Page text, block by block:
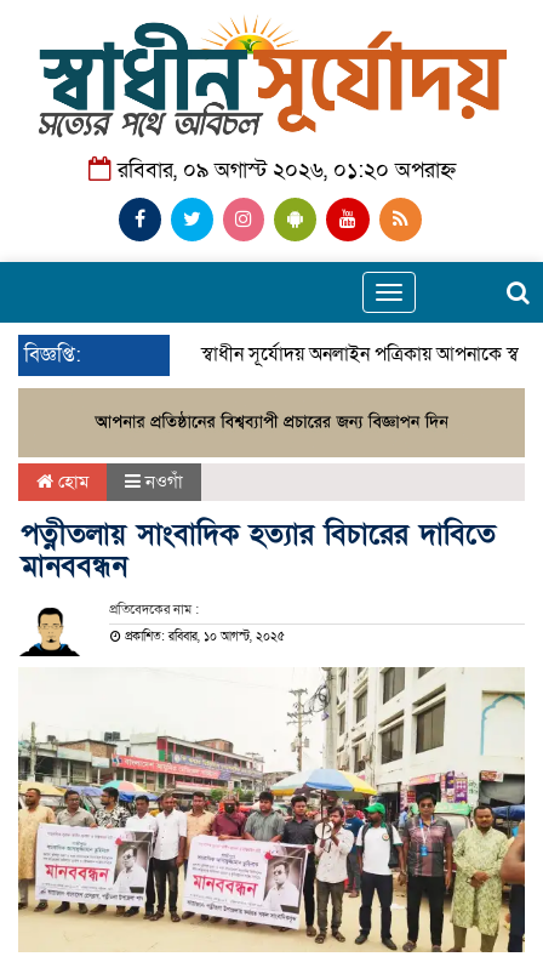
রবিবার, ০৯ অগাস্ট ২০২৬, ০১:২০ অপরাহ্ন
Toggle
navigation
বিজ্ঞপ্তি: স্বাধীন সূর্যোদয় অনলাইন পত্রিকায় আপনাকে
হোম নওগাঁ
পত্নীতলায় সাংবাদিক হত্যার বিচারের দাবিতে
মানববন্ধন
প্রতিবেদকের নাম :
প্রকাশিত: রবিবার, ১০ আগস্ট, ২০২৫